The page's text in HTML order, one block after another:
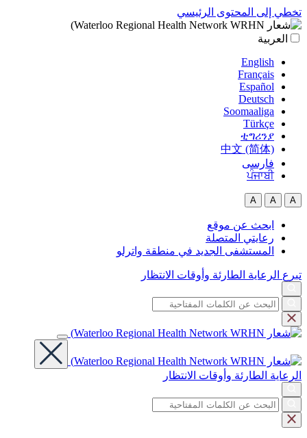
تخطي إلى المحتوى الرئيسي
العربية‏
English
Français
Español
Deutsch
Soomaaliga
Türkçe
ቲግሪንያ
中文 (简体)
فارسی
ਪੰਜਾਬੀ
A
A
A
ابحث عن موقع
رعايتي المتصلة
المستشفى الجديد في منطقة واترلو
تبرع الرعاية الطارئة وأوقات الانتظار
الرعاية الطارئة وأوقات الانتظار